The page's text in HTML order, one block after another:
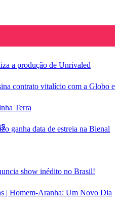
a produção de Unrivaled
contrato vitalício com a Globo e
Terra
ganha data de estreia na Bienal
show inédito no Brasil!
| Homem-Aranha: Um Novo Dia